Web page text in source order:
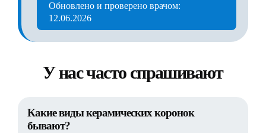
Обновлено и проверено врачом:
12.06.2026
У нас часто спрашивают
Какие виды керамических коронок
бывают?